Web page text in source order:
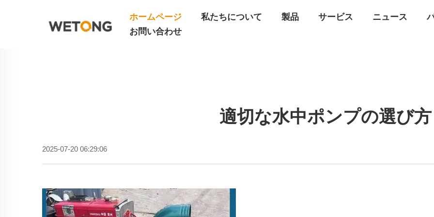
ホームページ 私たちについて 製品 サービス ニュース
お問い合わせ
適切な水中ポンプの選び方
2025-07-20 06:29:06